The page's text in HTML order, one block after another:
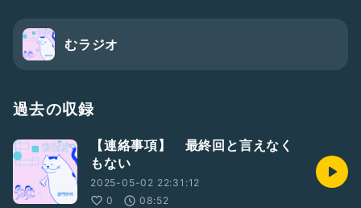
むラジオ
過去の収録
【連絡事項】 最終回と言えなく
もない
2025-05-02 22:31:12
0
08:52